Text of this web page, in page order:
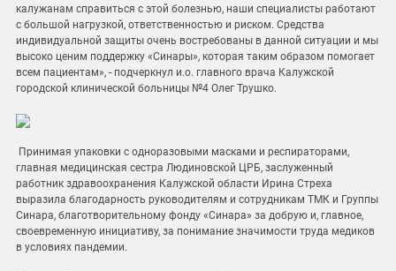
калужанам справиться с этой болезнью, наши специалисты работают
с большой нагрузкой, ответственностью и риском. Средства
индивидуальной защиты очень востребованы в данной ситуации и мы
высоко ценим поддержку «Синары», которая таким образом помогает
всем пациентам», - подчеркнул и.о. главного врача Калужской
городской клинической больницы №4 Олег Трушко.
Принимая упаковки с одноразовыми масками и респираторами,
главная медицинская сестра Людиновской ЦРБ, заслуженный
работник здравоохранения Калужской области Ирина Стреха
выразила благодарность руководителям и сотрудникам ТМК и Группы
Синара, благотворительному фонду «Синара» за добрую и, главное,
своевременную инициативу, за понимание значимости труда медиков
в условиях пандемии.